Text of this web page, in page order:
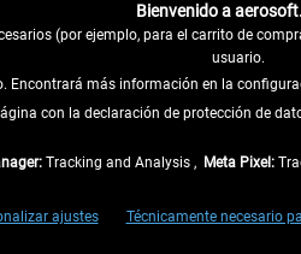
Aviso
así como las
Alemania. Los plazos de envío para los
Bienvenido a
(por ejemplo, para el carrito de
usuario.
Encontrará más información en la
con la declaración de protección de
Tracking and Analysis , Meta Pixel:
ajustes Técnicamente necesario